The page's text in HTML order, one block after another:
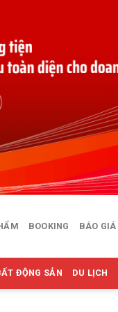
BOOKING BÁO GIÁ
ĐỘNG SẢN DU LỊCH